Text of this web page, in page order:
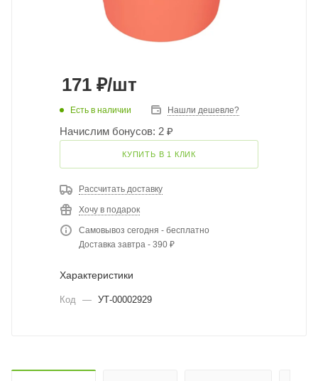
171 ₽/шт
Есть в наличии Нашли дешевле?
Начислим бонусов: 2 ₽
КУПИТЬ В 1 КЛИК
Рассчитать доставку
Хочу в подарок
Самовывоз сегодня - бесплатно
Доставка завтра - 390 ₽
Характеристики
Код — УТ-00002929